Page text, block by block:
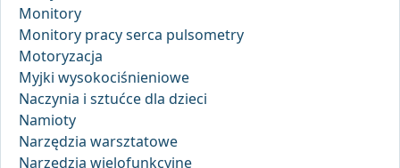
Monitory
Monitory pracy serca pulsometry
Motoryzacja
Myjki wysokociśnieniowe
Naczynia i sztućce dla dzieci
Namioty
Narzędzia warsztatowe
Narzędzia wielofunkcyjne